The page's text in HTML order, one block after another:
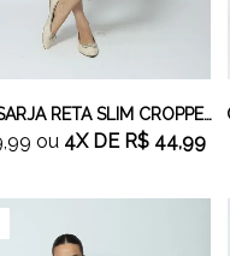
CALÇA SARJA RETA SLIM CROPPED CAQUI
ou 4XDE R$ 44,99